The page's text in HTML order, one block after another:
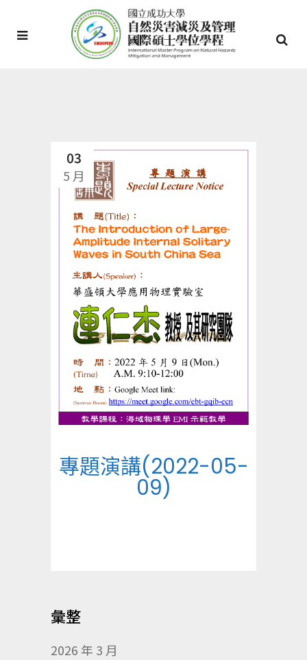
03
5 月
專題演講(2022-05-
09)
彙整
2026 年 3 月